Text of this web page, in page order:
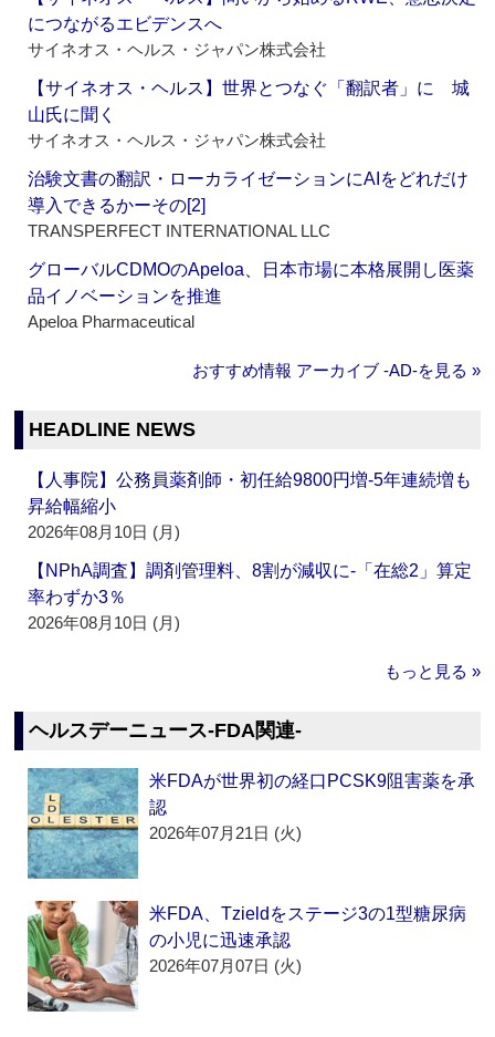
につながるエビデンスへ
サイネオス・ヘルス・ジャパン株式会社
【サイネオス・ヘルス】世界とつなぐ「翻訳者」に 城
山氏に聞く
サイネオス・ヘルス・ジャパン株式会社
治験文書の翻訳・ローカライゼーションにAIをどれだけ
導入できるかーその[2]
TRANSPERFECT INTERNATIONAL LLC
グローバルCDMOのApeloa、日本市場に本格展開し医薬
品イノベーションを推進
Apeloa Pharmaceutical
おすすめ情報 アーカイブ ‐AD‐を見る »
HEADLINE NEWS
【人事院】公務員薬剤師・初任給9800円増‐5年連続増も
昇給幅縮小
2026年08月10日 (月)
【NPhA調査】調剤管理料、8割が減収に‐「在総2」算定
率わずか3％
2026年08月10日 (月)
もっと見る »
ヘルスデーニュース‐FDA関連‐
米FDAが世界初の経口PCSK9阻害薬を承
認
2026年07月21日 (火)
米FDA、Tzieldをステージ3の1型糖尿病
の小児に迅速承認
2026年07月07日 (火)